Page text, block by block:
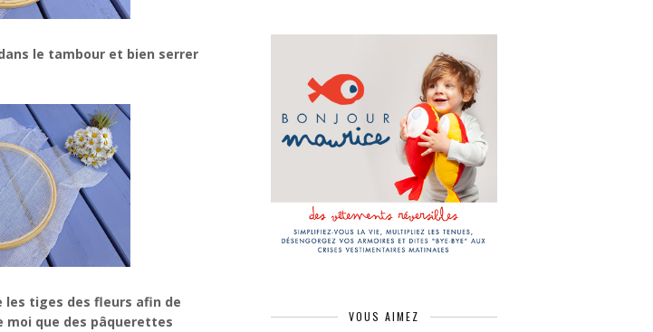
le tambour et bien serrer
les tiges des fleurs afin de
moi que des pâquerettes
VOUS AIMEZ